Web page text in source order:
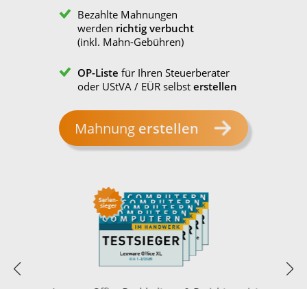
Bezahlte Mahnungen
werden richtig verbucht
(inkl. Mahn-Gebühren)
OP-Liste für Ihren Steuerberater
oder UStVA / EÜR selbst erstellen
Mahnung erstellen